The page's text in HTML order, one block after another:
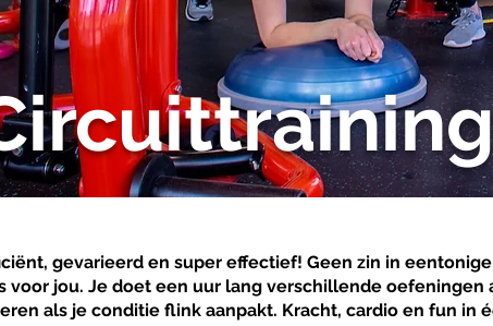
gevarieerd en super effectief! Geen zin in
voor jou. Je doet een uur lang verschillende oefeningen
als je conditie flink aanpakt. Kracht, cardio en fun in